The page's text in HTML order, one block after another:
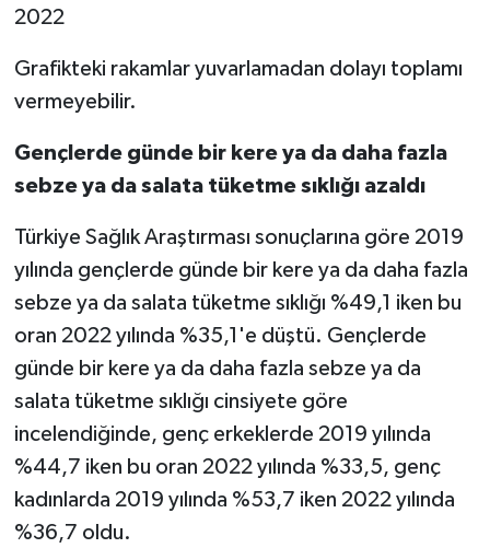
2022
Grafikteki rakamlar yuvarlamadan dolayı toplamı
vermeyebilir.
Gençlerde günde bir kere ya da daha fazla
sebze ya da salata tüketme sıklığı azaldı
Türkiye Sağlık Araştırması sonuçlarına göre 2019
yılında gençlerde günde bir kere ya da daha fazla
sebze ya da salata tüketme sıklığı %49,1 iken bu
oran 2022 yılında %35,1'e düştü. Gençlerde
günde bir kere ya da daha fazla sebze ya da
salata tüketme sıklığı cinsiyete göre
incelendiğinde, genç erkeklerde 2019 yılında
%44,7 iken bu oran 2022 yılında %33,5, genç
kadınlarda 2019 yılında %53,7 iken 2022 yılında
%36,7 oldu.